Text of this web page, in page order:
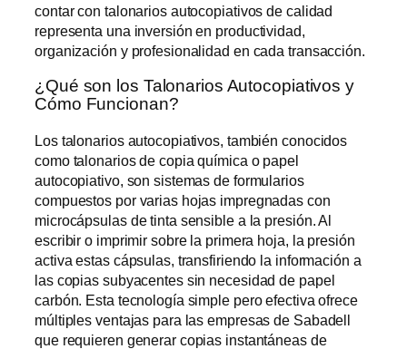
contar con talonarios autocopiativos de calidad
representa una inversión en productividad,
organización y profesionalidad en cada transacción.
¿Qué son los Talonarios Autocopiativos y
Cómo Funcionan?
Los talonarios autocopiativos, también conocidos
como talonarios de copia química o papel
autocopiativo, son sistemas de formularios
compuestos por varias hojas impregnadas con
microcápsulas de tinta sensible a la presión. Al
escribir o imprimir sobre la primera hoja, la presión
activa estas cápsulas, transfiriendo la información a
las copias subyacentes sin necesidad de papel
carbón. Esta tecnología simple pero efectiva ofrece
múltiples ventajas para las empresas de Sabadell
que requieren generar copias instantáneas de